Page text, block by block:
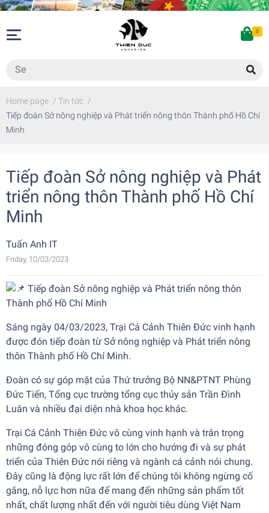
0
Home page / Tin tức /
Tiếp đoàn Sở nông nghiệp và Phát triển nông thôn Thành phố Hồ Chí
Minh
Tiếp đoàn Sở nông nghiệp và Phát
triển nông thôn Thành phố Hồ Chí
Minh
Tuấn Anh IT
Friday, 10/03/2023
Tiếp đoàn Sở nông nghiệp và Phát triển nông thôn
Thành phố Hồ Chí Minh
Sáng ngày 04/03/2023, Trại Cá Cảnh Thiên Đức vinh hạnh
được đón tiếp đoàn từ Sở nông nghiệp và Phát triển nông
thôn Thành phố Hồ Chí Minh.
Đoàn có sự góp mặt của Thứ trưởng Bộ NN&PTNT Phùng
Đức Tiến, Tổng cục trường tổng cục thủy sản Trần Đình
Luân và nhiều đại diện nhà khoa học khác.
Trại Cá Cảnh Thiên Đức vô cùng vinh hạnh và trân trọng
những đóng góp vô cùng to lớn cho hướng đi và sự phát
triển của Thiên Đức nói riêng và ngành cá cảnh nói chung.
Đây cũng là động lực rất lớn để chúng tôi không ngừng cố
gắng, nỗ lực hơn nữa để mang đến những sản phẩm tốt
nhất, chất lượng nhất đến với người tiêu dùng Việt Nam